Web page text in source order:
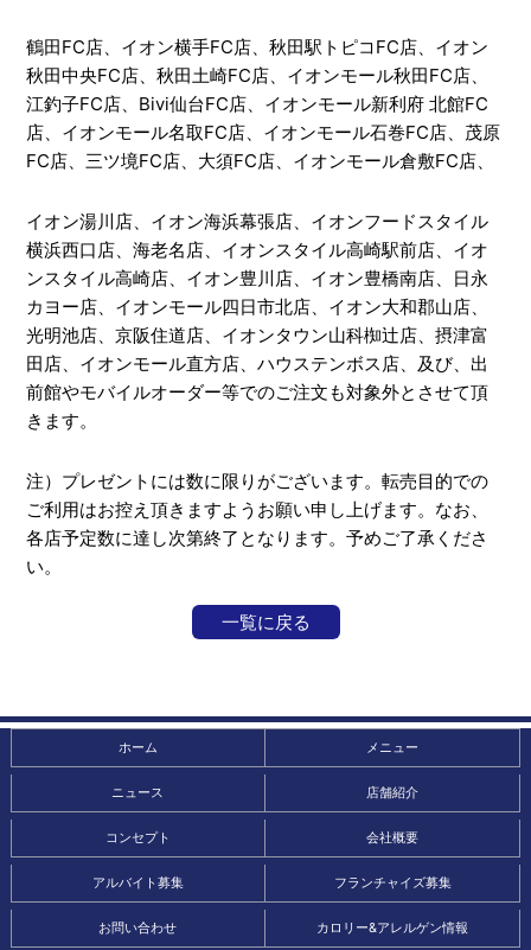
鶴田FC店、イオン横手FC店、秋田駅トピコFC店、イオン
秋田中央FC店、秋田土崎FC店、イオンモール秋田FC店、
江釣子FC店、Bivi仙台FC店、イオンモール新利府 北館FC
店、イオンモール名取FC店、イオンモール石巻FC店、茂原
FC店、三ツ境FC店、大須FC店、イオンモール倉敷FC店、
イオン湯川店、イオン海浜幕張店、イオンフードスタイル
横浜西口店、海老名店、イオンスタイル高崎駅前店、イオ
ンスタイル高崎店、イオン豊川店、イオン豊橋南店、日永
カヨー店、イオンモール四日市北店、イオン大和郡山店、
光明池店、京阪住道店、イオンタウン山科椥辻店、摂津富
田店、イオンモール直方店、ハウステンボス店、及び、出
前館やモバイルオーダー等でのご注文も対象外とさせて頂
きます。
注）プレゼントには数に限りがございます。転売目的での
ご利用はお控え頂きますようお願い申し上げます。なお、
各店予定数に達し次第終了となります。予めご了承くださ
い。
一覧に戻る
ホーム メニュー
ニュース 店舗紹介
コンセプト 会社概要
アルバイト募集 フランチャイズ募集
お問い合わせ カロリー&アレルゲン情報